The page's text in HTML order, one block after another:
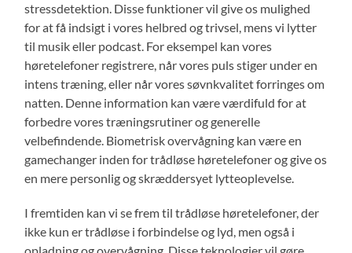
stressdetektion. Disse funktioner vil give os mulighed
for at få indsigt i vores helbred og trivsel, mens vi lytter
til musik eller podcast. For eksempel kan vores
høretelefoner registrere, når vores puls stiger under en
intens træning, eller når vores søvnkvalitet forringes om
natten. Denne information kan være værdifuld for at
forbedre vores træningsrutiner og generelle
velbefindende. Biometrisk overvågning kan være en
gamechanger inden for trådløse høretelefoner og give os
en mere personlig og skræddersyet lytteoplevelse.
I fremtiden kan vi se frem til trådløse høretelefoner, der
ikke kun er trådløse i forbindelse og lyd, men også i